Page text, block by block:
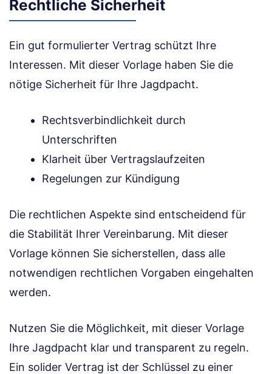
Rechtliche Sicherheit
Ein gut formulierter Vertrag schützt Ihre
Interessen. Mit dieser Vorlage haben Sie die
nötige Sicherheit für Ihre Jagdpacht.
Rechtsverbindlichkeit durch
Unterschriften
Klarheit über Vertragslaufzeiten
Regelungen zur Kündigung
Die rechtlichen Aspekte sind entscheidend für
die Stabilität Ihrer Vereinbarung. Mit dieser
Vorlage können Sie sicherstellen, dass alle
notwendigen rechtlichen Vorgaben eingehalten
werden.
Nutzen Sie die Möglichkeit, mit dieser Vorlage
Ihre Jagdpacht klar und transparent zu regeln.
Ein solider Vertrag ist der Schlüssel zu einer